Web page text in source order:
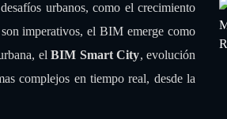
representa un avance fundamental
urbanos, como el crecimiento
imperativos, el BIM emerge como
elBIM Smart City, evolución
complejos en tiempo real, desde la